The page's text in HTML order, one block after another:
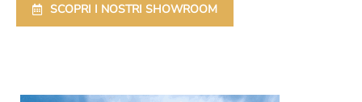
SCOPRI I NOSTRI SHOWROOM